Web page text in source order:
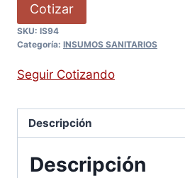
Cotizar
SKU: IS94
Categoría: INSUMOS SANITARIOS
Seguir Cotizando
Descripción
Descripción